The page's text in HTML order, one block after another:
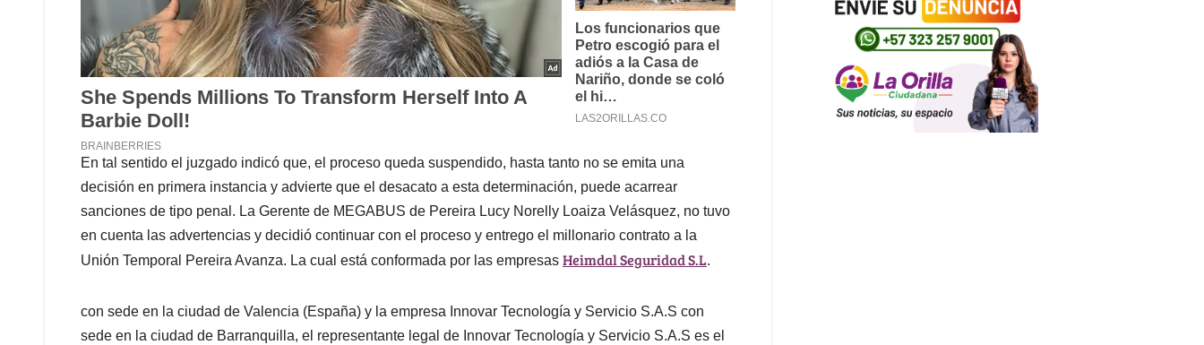
En tal sentido el juzgado indicó que, el proceso queda suspendido, hasta tanto no se emita una
decisión en primera instancia y advierte que el desacato a esta determinación, puede acarrear
sanciones de tipo penal. La Gerente de MEGABUS de Pereira Lucy Norelly Loaiza Velásquez, no tuvo
en cuenta las advertencias y decidió continuar con el proceso y entrego el millonario contrato a la
Unión Temporal Pereira Avanza. La cual está conformada por las empresas Heimdal Seguridad S.L.
con sede en la ciudad de Valencia (España) y la empresa Innovar Tecnología y Servicio S.A.S con
sede en la ciudad de Barranquilla, el representante legal de Innovar Tecnología y Servicio S.A.S es el